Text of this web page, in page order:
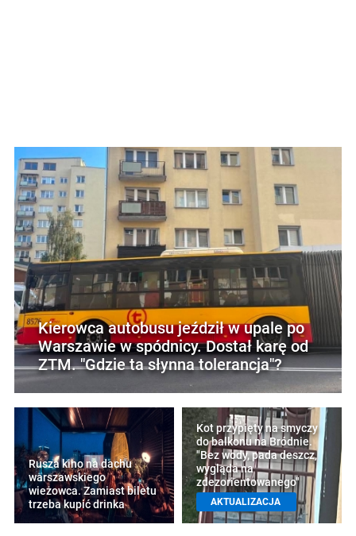
Kierowca autobusu jeździł w upale po
Warszawie w spódnicy. Dostał karę od
ZTM. "Gdzie ta słynna tolerancja"?
Rusza kino na dachu
warszawskiego
wieżowca. Zamiast biletu
trzeba kupić drinka
Kot przypięty na smyczy
do balkonu na Bródnie.
"Bez wody, pada deszcz,
wygląda na
zdezorientowanego"
AKTUALIZACJA